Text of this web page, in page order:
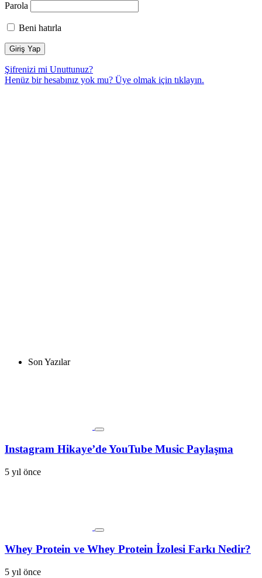
Parola
Beni hatırla
Şifrenizi mi Unuttunuz?
Henüz bir hesabınız yok mu? Üye olmak için tıklayın.
Son Yazılar
Instagram Hikaye’de YouTube Music Paylaşma
5 yıl önce
Whey Protein ve Whey Protein İzolesi Farkı Nedir?
5 yıl önce